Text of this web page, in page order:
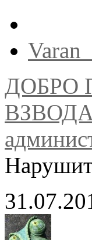
ДОБРО